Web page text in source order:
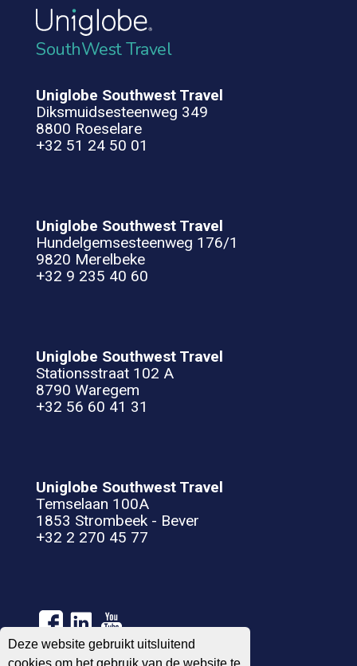
Deze website gebruikt uitsluitend
cookies om het gebruik van de website te
SouthWest Travel
Uniglobe Southwest Travel
Diksmuidsesteenweg 349
8800 Roeselare
+32 51 24 50 01
Uniglobe Southwest Travel
Hundelgemsesteenweg 176/1
9820 Merelbeke
+32 9 235 40 60
Uniglobe Southwest Travel
Stationsstraat 102 A
8790 Waregem
+32 56 60 41 31
Uniglobe Southwest Travel
Temselaan 100A
1853 Strombeek - Bever
+32 2 270 45 77